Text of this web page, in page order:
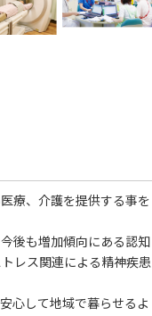
療、介護を提供する事を
後も増加傾向にある認知
レス関連による精神疾患
心して地域で暮らせるよ